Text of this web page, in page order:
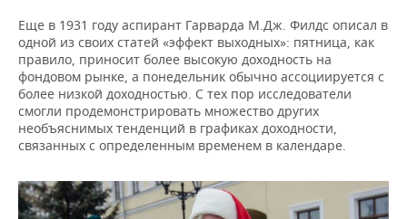
Еще в 1931 году аспирант Гарварда М.Дж. Филдс описал в
одной из своих статей «эффект выходных»: пятница, как
правило, приносит более высокую доходность на
фондовом рынке, а понедельник обычно ассоциируется с
более низкой доходностью. С тех пор исследователи
смогли продемонстрировать множество других
необъяснимых тенденций в графиках доходности,
связанных с определенным временем в календаре.